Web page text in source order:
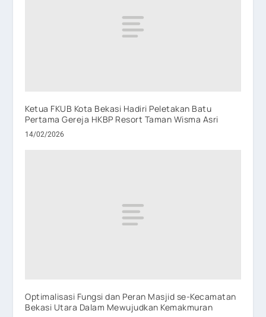
Ketua FKUB Kota Bekasi Hadiri Peletakan Batu
Pertama Gereja HKBP Resort Taman Wisma Asri
14/02/2026
Optimalisasi Fungsi dan Peran Masjid se-Kecamatan
Bekasi Utara Dalam Mewujudkan Kemakmuran